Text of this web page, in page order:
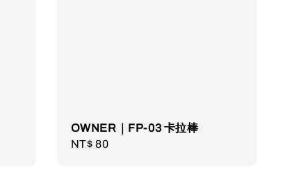
OWNER｜FP-03 卡拉棒
Regular
NT$ 80